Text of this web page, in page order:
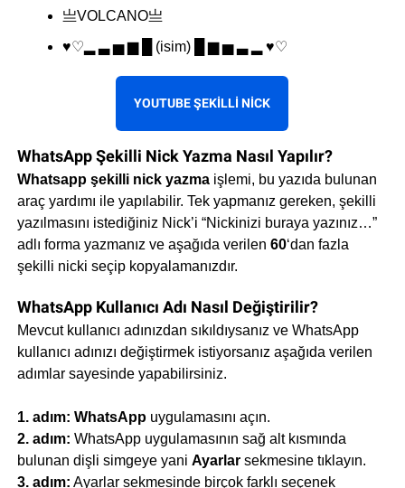
亗VOLCANO亗
♥♡▂ ▃ ▅ ▆ █ (isim) █ ▆ ▅ ▃ ▂ ♥♡
YOUTUBE ŞEKILLI NICK
WhatsApp Şekilli Nick Yazma Nasıl Yapılır?
Whatsapp şekilli nick yazmaişlemi, bu yazıda bulunan
araç yardımı ile yapılabilir. Tek yapmanız gereken, şekilli
yazılmasını istediğiniz Nick’i “Nickinizi buraya yazınız…”
adlı forma yazmanız ve aşağıda verilen 60‘dan fazla
şekilli nicki seçip kopyalamanızdır.
WhatsApp Kullanıcı Adı Nasıl Değiştirilir?
Mevcut kullanıcı adınızdan sıkıldıysanız ve WhatsApp
kullanıcı adınızı değiştirmek istiyorsanız aşağıda verilen
adımlar sayesinde yapabilirsiniz.
1. adım: WhatsAppuygulamasını açın.
2. adım: WhatsApp uygulamasının sağ alt kısmında
bulunan dişli simgeye yani Ayarlarsekmesine tıklayın.
3. adım: Ayarlar sekmesinde birçok farklı seçenek